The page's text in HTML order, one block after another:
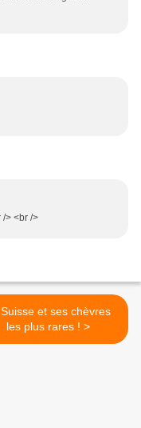
/> <br />
et ses chèvres
les plus rares ! >